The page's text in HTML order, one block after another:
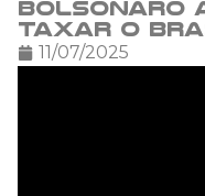
Bolsonaro
taxar o
11/07/2025